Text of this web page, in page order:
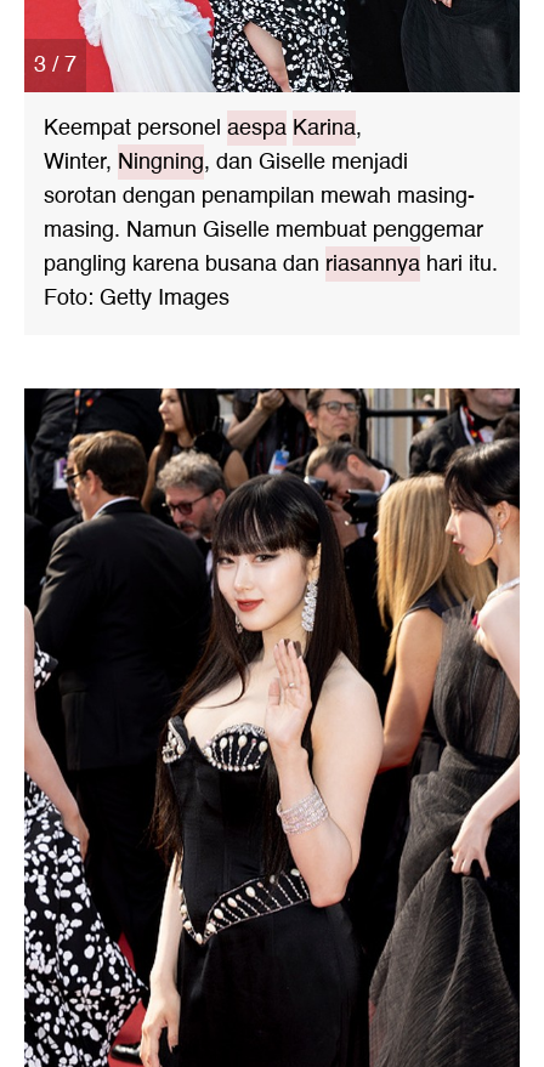
3 / 7
Keempat personel aespa Karina,
Winter, Ningning, dan Giselle menjadi
sorotan dengan penampilan mewah masing-
masing. Namun Giselle membuat penggemar
pangling karena busana dan riasannya hari itu.
Foto: Getty Images